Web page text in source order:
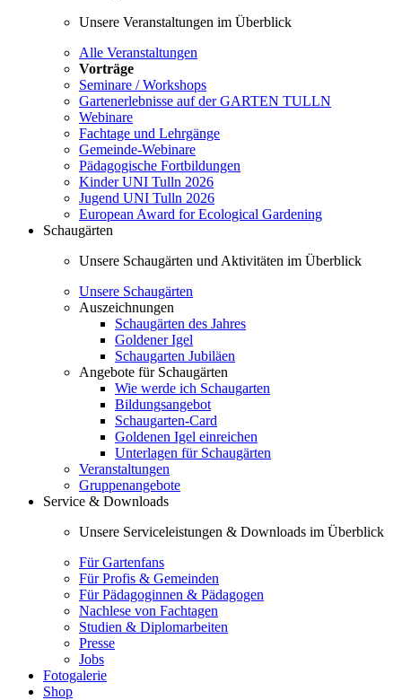
Unsere Veranstaltungen im Überblick
Alle Veranstaltungen
Vorträge
Seminare / Workshops
Gartenerlebnisse auf der GARTEN TULLN
Webinare
Fachtage und Lehrgänge
Gemeinde-Webinare
Pädagogische Fortbildungen
Kinder UNI Tulln 2026
Jugend UNI Tulln 2026
European Award for Ecological Gardening
Schaugärten
Unsere Schaugärten und Aktivitäten im Überblick
Unsere Schaugärten
Auszeichnungen
Schaugärten des Jahres
Goldener Igel
Schaugarten Jubiläen
Angebote für Schaugärten
Wie werde ich Schaugarten
Bildungsangebot
Schaugarten-Card
Goldenen Igel einreichen
Unterlagen für Schaugärten
Veranstaltungen
Gruppenangebote
Service & Downloads
Unsere Serviceleistungen & Downloads im Überblick
Für Gartenfans
Für Profis & Gemeinden
Für Pädagoginnen & Pädagogen
Nachlese von Fachtagen
Studien & Diplomarbeiten
Presse
Jobs
Fotogalerie
Shop